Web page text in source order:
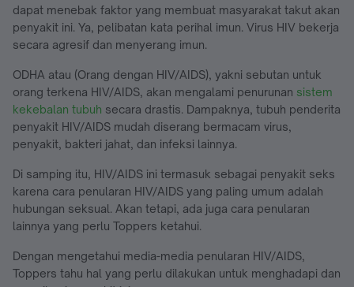
dapat menebak faktor yang membuat masyarakat takut akan
penyakit ini. Ya, pelibatan kata perihal imun. Virus HIV bekerja
secara agresif dan menyerang imun.
ODHA atau (Orang dengan HIV/AIDS), yakni sebutan untuk
orang terkena HIV/AIDS, akan mengalami penurunan sistem
kekebalan tubuh secara drastis. Dampaknya, tubuh penderita
penyakit HIV/AIDS mudah diserang bermacam virus,
penyakit, bakteri jahat, dan infeksi lainnya.
Di samping itu, HIV/AIDS ini termasuk sebagai penyakit seks
karena cara penularan HIV/AIDS yang paling umum adalah
hubungan seksual. Akan tetapi, ada juga cara penularan
lainnya yang perlu Toppers ketahui.
Dengan mengetahui media-media penularan HIV/AIDS,
Toppers tahu hal yang perlu dilakukan untuk menghadapi dan